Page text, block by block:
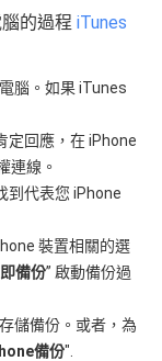
腦的過程iTunes
腦。如果 iTunes
定回應，在 iPhone
連線。
到代表您 iPhone
裝置相關的選
備份” 啟動備份過
儲備份。或者，為
備份".